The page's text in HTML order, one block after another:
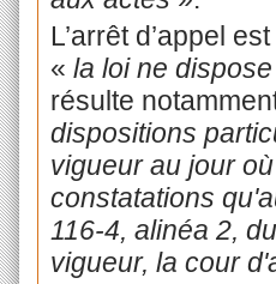
L’arrêt d’appel
« la loi ne
résulte
dispositions
vigueur au jour
constatations
116-4, alinéa 2, du
vigueur, la cour